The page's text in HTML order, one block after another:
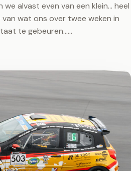
alvast even van een klein... heel
wat ons over twee weken in
te gebeuren...…